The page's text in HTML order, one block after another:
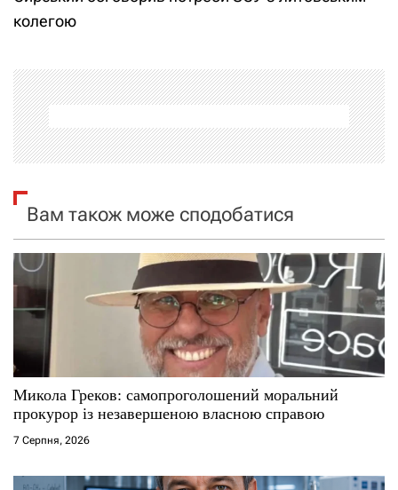
і
а
ц
і
я
з
а
и
с
і
в
колегою
Вам також може сподобатися
Микола Греков: самопроголошений моральний
прокурор із незавершеною власною справою
7 Серпня, 2026